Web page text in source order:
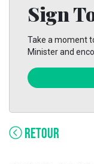
Sign
Take a moment
Minister and
RETOUR